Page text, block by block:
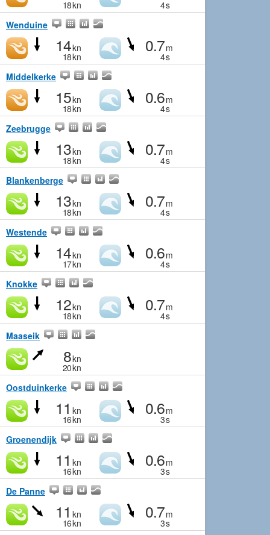
18kn 4s
Wenduine
14kn
18kn
0.7m
4s
Middelkerke
15kn
18kn
0.6m
4s
Zeebrugge
13kn
18kn
0.7m
4s
Blankenberge
13kn
18kn
0.7m
4s
Westende
14kn
17kn
0.6m
4s
Knokke
12kn
18kn
0.7m
4s
Maaseik
8kn
20kn
Oostduinkerke
11 kn
16kn
0.6m
3s
Groenendijk
11 kn
16kn
0.6m
3s
De Panne
11 kn
16kn
0.7m
3s